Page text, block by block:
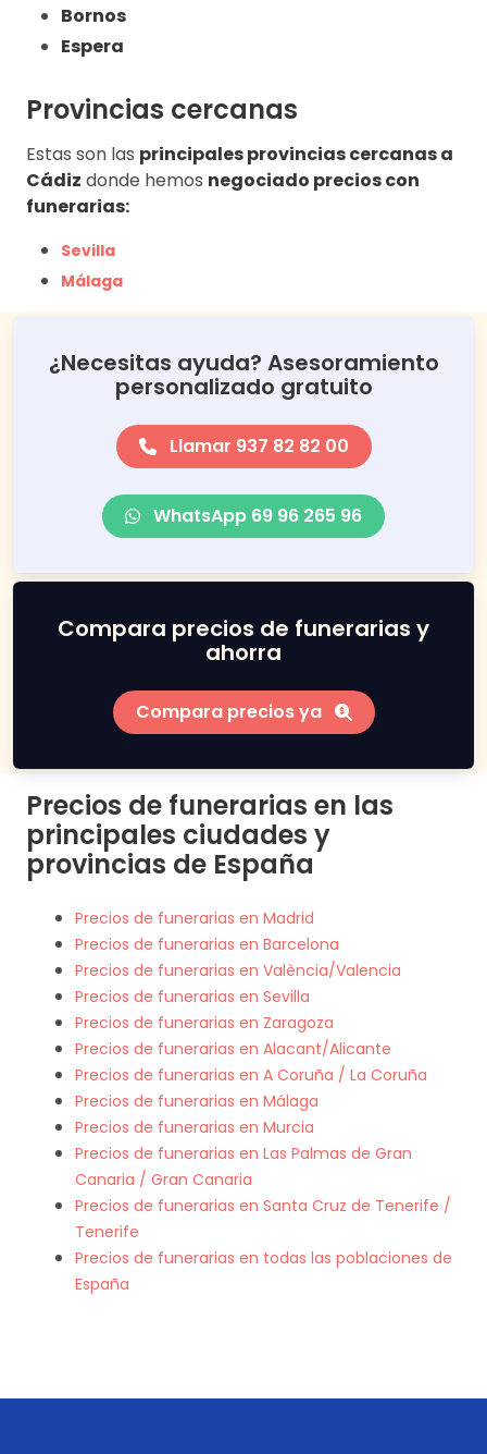
Bornos
Espera
Provincias cercanas
Estas son las principales provincias cercanas a
Cádiz donde hemos negociado precios con
funerarias:
Sevilla
Málaga
¿Necesitas ayuda? Asesoramiento
personalizado gratuito
Llamar 937 82 82 00
WhatsApp 69 96 265 96
Compara precios de funerarias y
ahorra
Compara precios ya
Precios de funerarias en las
principales ciudades y
provincias de España
Precios de funerarias en Madrid
Precios de funerarias en Barcelona
Precios de funerarias en València/Valencia
Precios de funerarias en Sevilla
Precios de funerarias en Zaragoza
Precios de funerarias en Alacant/Alicante
Precios de funerarias en A Coruña / La Coruña
Precios de funerarias en Málaga
Precios de funerarias en Murcia
Precios de funerarias en Las Palmas de Gran
Canaria / Gran Canaria
Precios de funerarias en Santa Cruz de Tenerife /
Tenerife
Precios de funerarias en todas las poblaciones de
España